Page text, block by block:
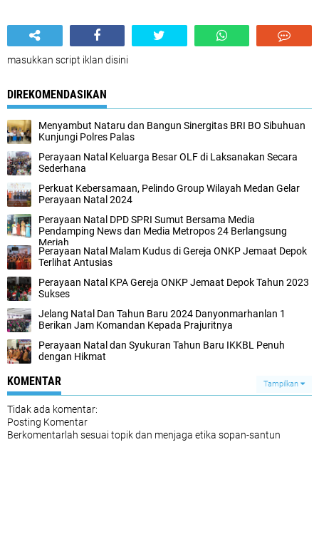
masukkan script iklan disini
DIREKOMENDASIKAN
Menyambut Nataru dan Bangun Sinergitas BRI BO Sibuhuan
Kunjungi Polres Palas
Perayaan Natal Keluarga Besar OLF di Laksanakan Secara
Sederhana
Perkuat Kebersamaan, Pelindo Group Wilayah Medan Gelar
Perayaan Natal 2024
Perayaan Natal DPD SPRI Sumut Bersama Media
Pendamping News dan Media Metropos 24 Berlangsung
Meriah
Perayaan Natal Malam Kudus di Gereja ONKP Jemaat Depok
Terlihat Antusias
Perayaan Natal KPA Gereja ONKP Jemaat Depok Tahun 2023
Sukses
Jelang Natal Dan Tahun Baru 2024 Danyonmarhanlan 1
Berikan Jam Komandan Kepada Prajuritnya
Perayaan Natal dan Syukuran Tahun Baru IKKBL Penuh
dengan Hikmat
KOMENTAR Tampilkan
Tidak ada komentar:
Posting Komentar
Berkomentarlah sesuai topik dan menjaga etika sopan-santun